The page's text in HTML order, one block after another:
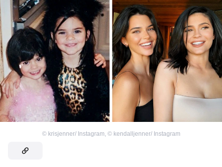
© krisjenner/ Instagram, © kendalljenner/ Instagram